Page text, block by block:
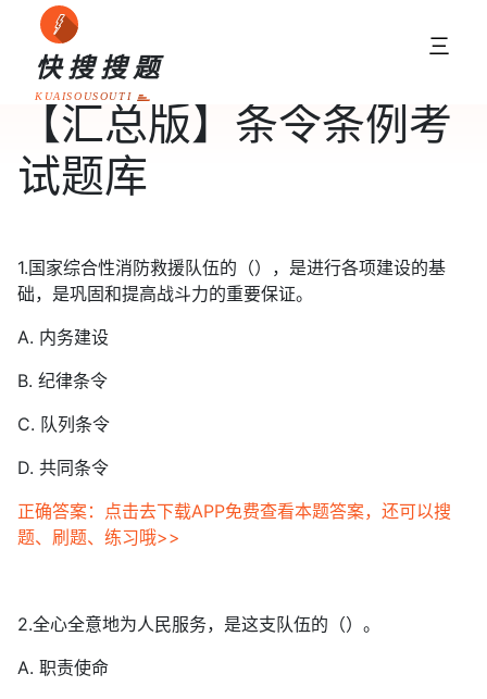
快搜搜题
KUAISOUSOUTI
三
【汇总版】条令条例考
试题库
1.国家综合性消防救援队伍的（），是进行各项建设的基
础，是巩固和提高战斗力的重要保证。
A. 内务建设
B. 纪律条令
C. 队列条令
D. 共同条令
正确答案：点击去下载APP免费查看本题答案，还可以搜
题、刷题、练习哦>>
2.全心全意地为人民服务，是这支队伍的（）。
A. 职责使命